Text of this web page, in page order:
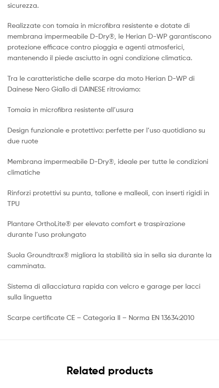
sicurezza.
Realizzate con tomaia in microfibra resistente e dotate di
membrana impermeabile D-Dry®, le Herian D-WP garantiscono
protezione efficace contro pioggia e agenti atmosferici,
mantenendo il piede asciutto in ogni condizione climatica.
Tra le caratteristiche delle scarpe da moto Herian D-WP di
Dainese Nero Giallo di DAINESE ritroviamo:
Tomaia in microfibra resistente all’usura
Design funzionale e protettivo: perfette per l’uso quotidiano su
due ruote
Membrana impermeabile D-Dry®, ideale per tutte le condizioni
climatiche
Rinforzi protettivi su punta, tallone e malleoli, con inserti rigidi in
TPU
Plantare OrthoLite® per elevato comfort e traspirazione
durante l’uso prolungato
Suola Groundtrax® migliora la stabilità sia in sella sia durante la
camminata.
Sistema di allacciatura rapida con velcro e garage per lacci
sulla linguetta
Scarpe certificate CE – Categoria II – Norma EN 13634:2010
Related products